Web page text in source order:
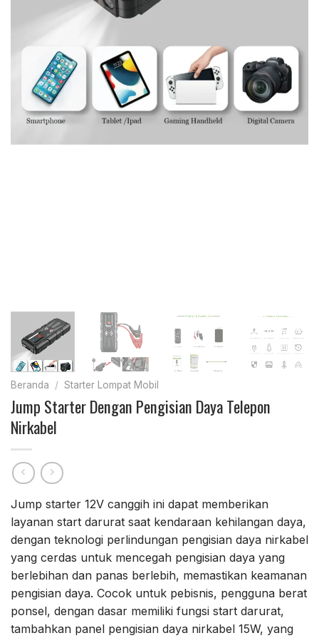
Beranda / Starter Lompat Mobil
Jump Starter Dengan Pengisian Daya Telepon
Nirkabel
Jump starter 12V canggih ini dapat memberikan
layanan start darurat saat kendaraan kehilangan daya,
dengan teknologi perlindungan pengisian daya nirkabel
yang cerdas untuk mencegah pengisian daya yang
berlebihan dan panas berlebih, memastikan keamanan
pengisian daya. Cocok untuk pebisnis, pengguna berat
ponsel, dengan dasar memiliki fungsi start darurat,
tambahkan panel pengisian daya nirkabel 15W, yang